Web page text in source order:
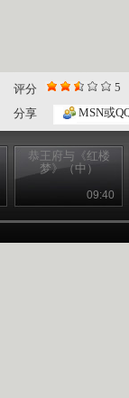
评分 5
分享
MSN或
恭王府与《红楼
梦》（中）
09:40